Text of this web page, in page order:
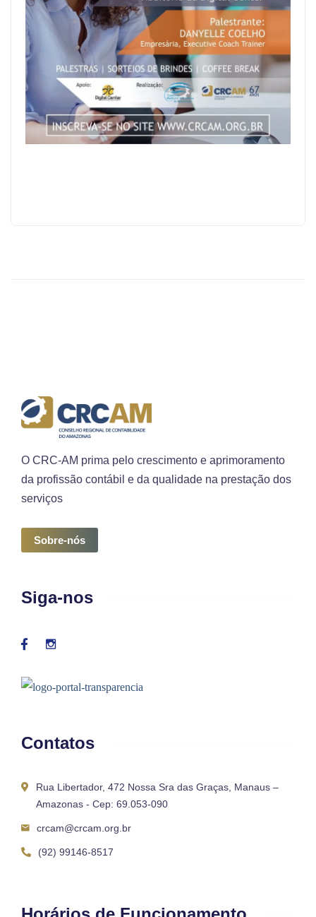
O CRC-AM prima pelo crescimento e aprimoramento
da profissão contábil e da qualidade na prestação dos
serviços
Sobre-nós
Siga-nos
Contatos
Rua Libertador, 472 Nossa Sra das Graças, Manaus –
Amazonas - Cep: 69.053-090
crcam@crcam.org.br
(92) 99146-8517